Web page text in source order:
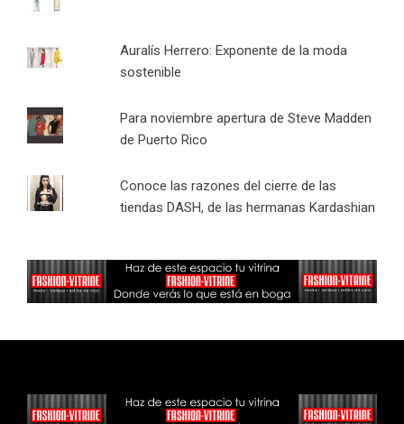
Auralís Herrero: Exponente de la moda
sostenible
Para noviembre apertura de Steve Madden
de Puerto Rico
Conoce las razones del cierre de las
tiendas DASH, de las hermanas Kardashian